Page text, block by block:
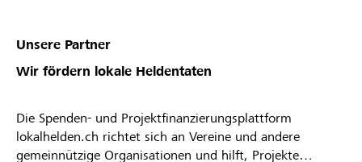
Unsere Partner
Wir fördern lokale Heldentaten
Die Spenden- und Projektfinanzierungsplattform
lokalhelden.ch richtet sich an Vereine und andere
gemeinnützige Organisationen und hilft, Projekte